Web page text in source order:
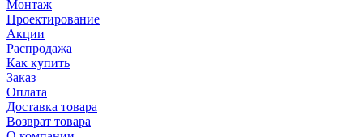
Монтаж
Проектирование
Акции
Распродажа
Как купить
Заказ
Оплата
Доставка товара
Возврат товара